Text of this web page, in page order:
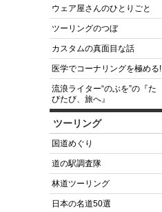
ウェア屋さんのひとりごと
ツーリングのつぼ
カスタムの真面目な話
医学でコーナリングを極める!
流浪ライター“のぶを”の『た
びたび、旅へ』
ツーリング
国道めぐり
道の駅調査隊
林道ツーリング
日本の名道50選